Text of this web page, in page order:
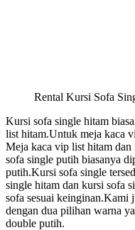
Rental Kursi Sofa
Kursi sofa single hitam
list hitam.Untuk meja kaca
Meja kaca vip list hitam
sofa single putih biasanya
putih.Kursi sofa single
single hitam dan kursi sofa
sofa sesuai keinginan.Kami
dengan dua pilihan warna
double putih.